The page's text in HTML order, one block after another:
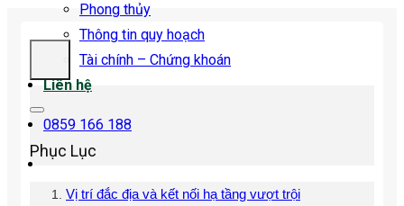
Phong thủy
Thông tin quy hoạch
Tài chính – Chứng khoán
Liên hệ
0859 166 188
Phục Lục
Vị trí đắc địa và kết nối hạ tầng vượt trội